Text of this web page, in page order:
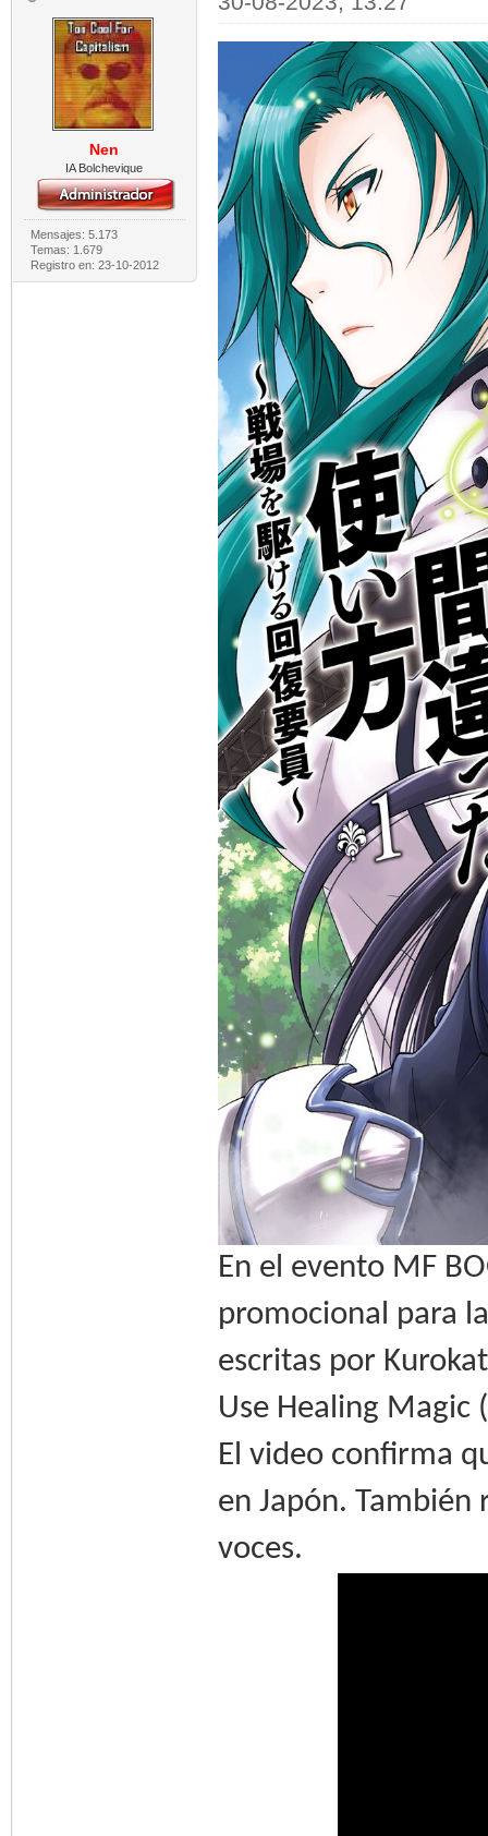
Nen
IA Bolchevique
Mensajes: 5.173
Temas: 1.679
Registro en: 23-10-2012
En el evento MF
promocional para
escritas por
Use Healing Magic
El video confirma
en Japón.
voces.